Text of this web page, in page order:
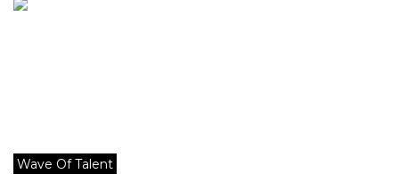
Wave Of Talent